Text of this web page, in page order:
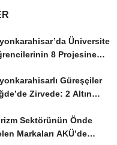
Üniversite
8 Projesine
Güreşçiler
Zirvede: 2 Altın
Sektörünün Önde
Markaları AKÜ’de